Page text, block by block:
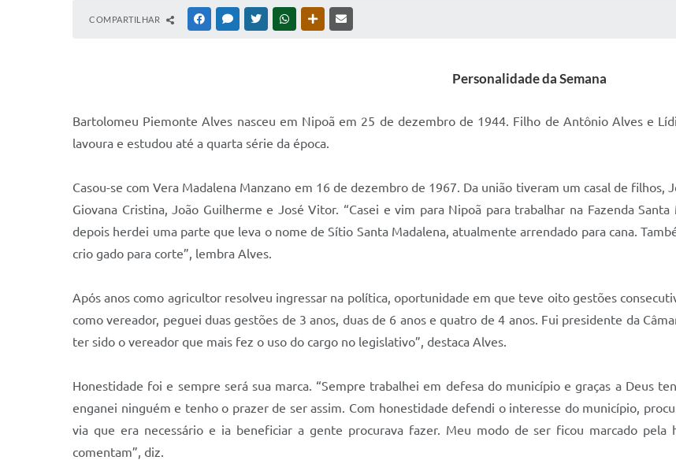
COMPARTILHAR FACEBOOKMESSENGER
TWITTERWHATSAPPOUTRAS MÍDIAS
Personalidade da Semana
Bartolomeu Piemonte Alves nasceu em Nipoã em 25 de dezembro de 1944. Filho de Antônio Alves e
lavoura e estudou até a quarta série da época.
Casou-se com Vera Madalena Manzano em 16 de dezembro de 1967. Da união tiveram um casal de filhos,
Giovana Cristina, João Guilherme e José Vitor. “Casei e vim para Nipoã para trabalhar na Fazenda
depois herdei uma parte que leva o nome de Sítio Santa Madalena, atualmente arrendado para cana.
crio gado para corte”, lembra Alves.
Após anos como agricultor resolveu ingressar na política, oportunidade em que teve oito gestões
como vereador, peguei duas gestões de 3 anos, duas de 6 anos e quatro de 4 anos. Fui presidente da
ter sido o vereador que mais fez o uso do cargo no legislativo”, destaca Alves.
Honestidade foi e sempre será sua marca. “Sempre trabalhei em defesa do município e graças a Deus
enganei ninguém e tenho o prazer de ser assim. Com honestidade defendi o interesse do município,
via que era necessário e ia beneficiar a gente procurava fazer. Meu modo de ser ficou marcado pela
comentam”, diz.